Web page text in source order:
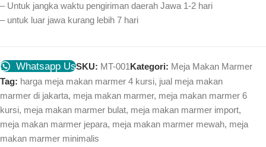
– Untuk jangka waktu pengiriman daerah Jawa 1-2 hari
– untuk luar jawa kurang lebih 7 hari
Whatsapp UsSKU: MT-001Kategori: Meja Makan Marmer
Tag: harga meja makan marmer 4 kursi, jual meja makan
marmer di jakarta, meja makan marmer, meja makan marmer 6
kursi, meja makan marmer bulat, meja makan marmer import,
meja makan marmer jepara, meja makan marmer mewah, meja
makan marmer minimalis